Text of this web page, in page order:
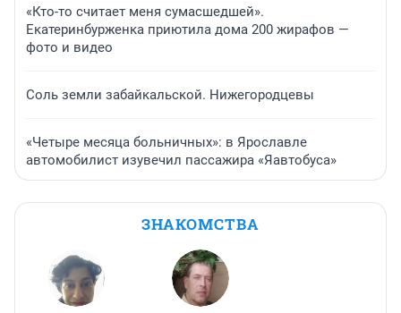
«Кто-то считает меня сумасшедшей».
Екатеринбурженка приютила дома 200 жирафов —
фото и видео
Соль земли забайкальской. Нижегородцевы
«Четыре месяца больничных»: в Ярославле
автомобилист изувечил пассажира «Яавтобуса»
ЗНАКОМСТВА